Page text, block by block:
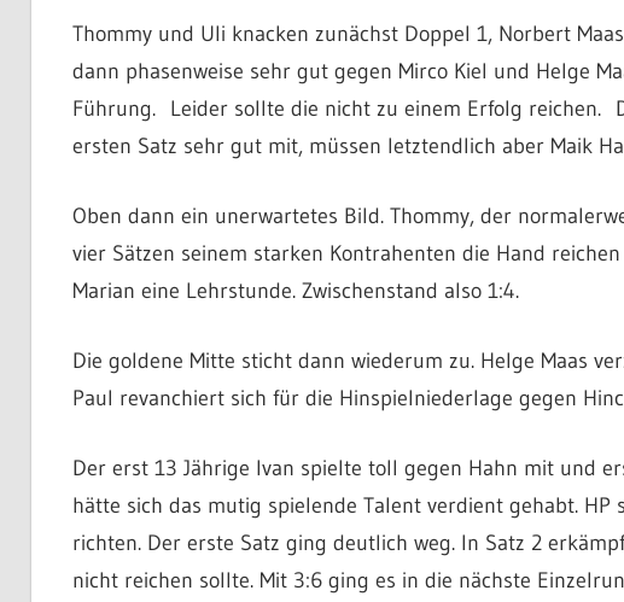
Thommy und Uli knacken zunächst Doppel 1, Norbert
dann phasenweise sehr gut gegen Mirco Kiel und Helge
Führung. Leider sollte die nicht zu einem Erfolg reichen.
ersten Satz sehr gut mit, müssen letztendlich aber Maik
Oben dann ein unerwartetes Bild. Thommy, der
vier Sätzen seinem starken Kontrahenten die Hand
Marian eine Lehrstunde. Zwischenstand also 1:4.
Die goldene Mitte sticht dann wiederum zu. Helge Maas
Paul revanchiert sich für die Hinspielniederlage gegen
Der erst 13 Jährige Ivan spielte toll gegen Hahn mit und
hätte sich das mutig spielende Talent verdient gehabt. HP
richten. Der erste Satz ging deutlich weg. In Satz 2
nicht reichen sollte. Mit 3:6 ging es in die nächste